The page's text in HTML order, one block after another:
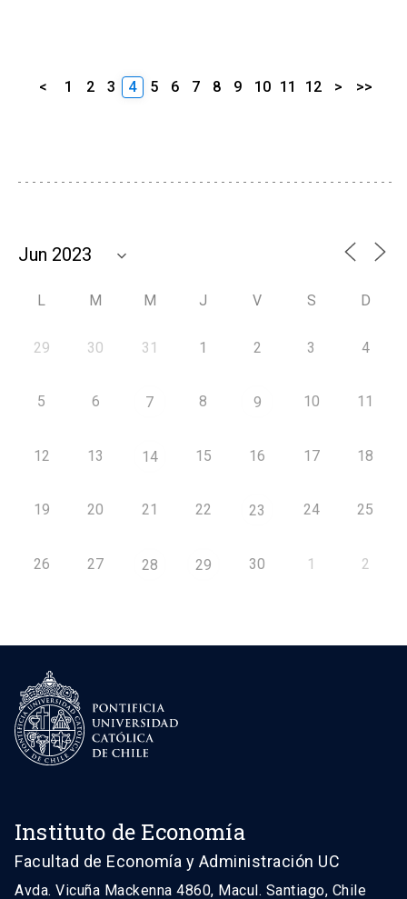
< 1 2 3 4 5 6 7 8 9 10 11 12 > >>
L M M J V S D
29 30 31 1 2 3 4
5 6 7 8 9 10 11
12 13 14 15 16 17 18
19 20 21 22 23 24 25
26 27 28 29 30 1 2
Instituto de Economía
Facultad de Economía y Administración UC
Avda. Vicuña Mackenna 4860, Macul. Santiago, Chile